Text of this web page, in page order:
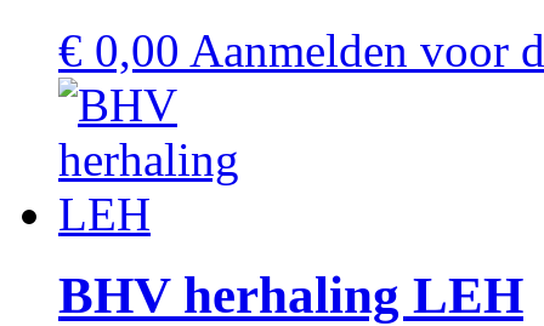
€ 0,00 Aanmelden voor
BHV herhaling LEH